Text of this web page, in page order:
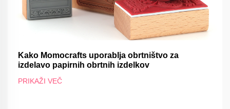
Kako Momocrafts uporablja obrtništvo za
izdelavo papirnih obrtnih izdelkov
PRIKAŽI VEČ